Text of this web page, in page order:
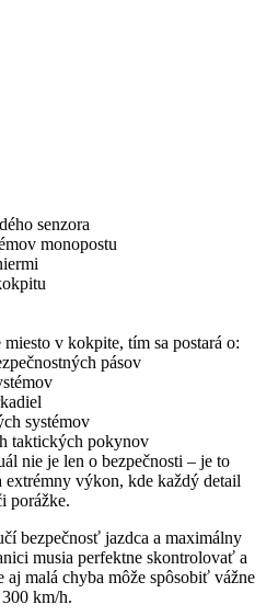
senzora
monopostu
v kokpite, tím sa postará o:
pásov
systémov
taktických pokynov
nie je len o bezpečnosti – je to
extrémny výkon, kde každý detail
porážke.
bezpečnosť jazdca a maximálny
musia perfektne skontrolovať a
malá chyba môže spôsobiť vážne
km/h.